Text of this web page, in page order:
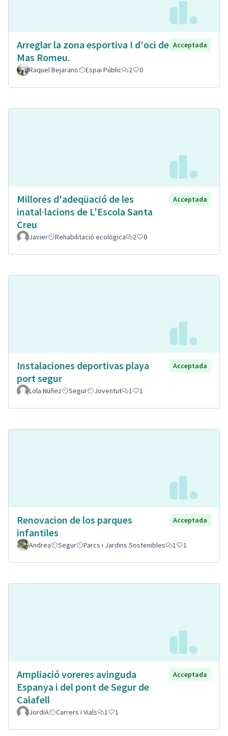
Arreglar la zona esportiva I d'oci de
Mas Romeu.
Acceptada
Raquel Bejarano Espai Públic 2 0
Millores d'adeqüació de les
inatal·lacions de L'Escola Santa
Creu
Acceptada
Javier Rehabilitació ecològica 2 0
Instalaciones deportivas playa
port segur
Acceptada
Lola Nuñez Segur Joventut 1 1
Renovacion de los parques
infantiles
Acceptada
Andrea Segur Parcs i Jardins Sostenibles 1 1
Ampliació voreres avinguda
Espanya i del pont de Segur de
Calafell
Acceptada
JordiA Carrers i Vials 1 1